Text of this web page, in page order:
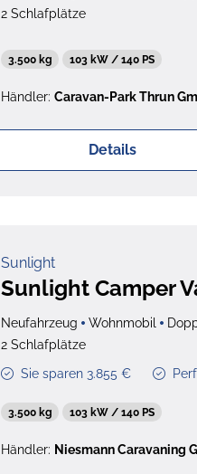
2 Schlafplätze
3.500 kg 103 kW / 140 PS
Händler: Caravan-Park Thrun
Details
Sunlight
Sunlight Camper
Neufahrzeug Wohnmobil
2 Schlafplätze
Sie sparen 3.855 €
3.500 kg 103 kW / 140 PS
Händler: Niesmann Caravaning